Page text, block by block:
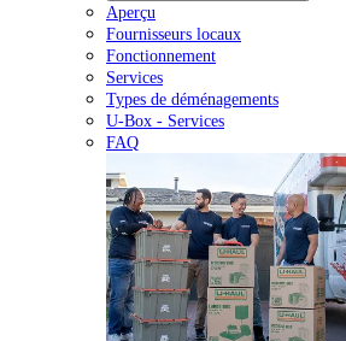
Aperçu
Fournisseurs locaux
Fonctionnement
Services
Types de déménagements
U-Box - Services
FAQ